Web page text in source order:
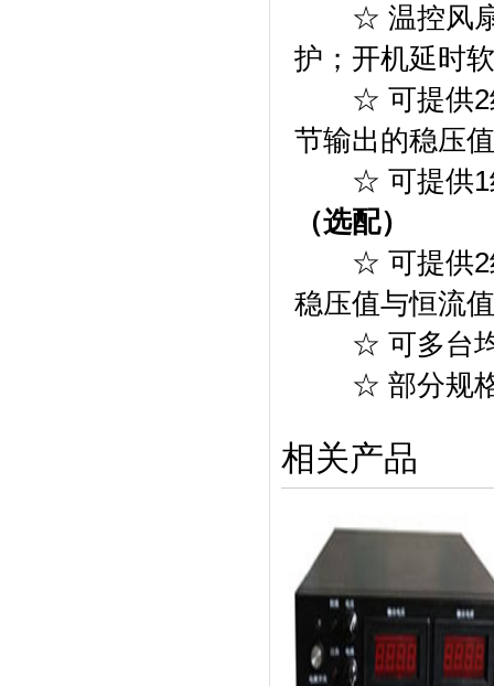
☆ 温控风扇
护；开机延时
☆ 可提供2组
节输出的稳压
☆ 可提供1组
（选配）
☆ 可提供2组
稳压值与恒流
☆ 可多台均
☆ 部分规格
相关产品